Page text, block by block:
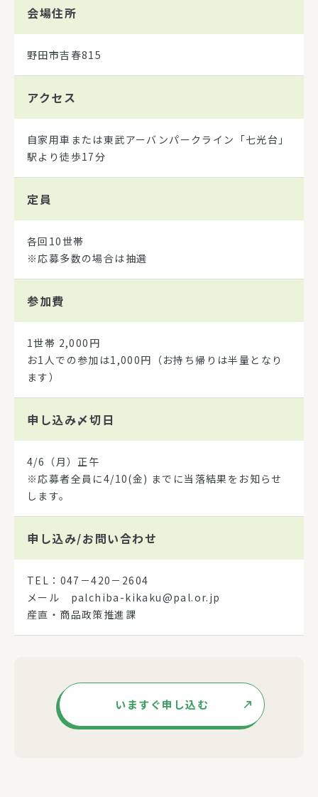
会場住所
野田市吉春815
アクセス
自家用車または東武アーバンパークライン「七光台」
駅より徒歩17分
定員
各回10世帯
※応募多数の場合は抽選
参加費
1世帯 2,000円
お1人での参加は1,000円（お持ち帰りは半量となり
ます）
申し込み〆切日
4/6（月）正午
※応募者全員に4/10(金) までに当落結果をお知らせ
します。
申し込み/お問い合わせ
TEL：047－420－2604
メール palchiba-kikaku@pal.or.jp
産直・商品政策推進課
いますぐ申し込む